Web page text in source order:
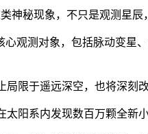
神秘现象，不只是观测星
心观测对象，包括脉动变星
限于遥远深空，也将深刻
太阳系内发现数百万颗全新